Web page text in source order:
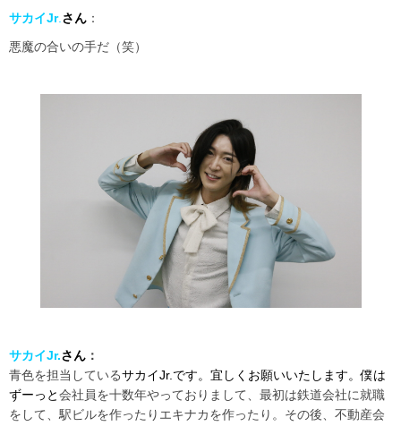
サカイJr. さん ：
悪魔の合いの手だ（笑）
サカイJr.さん ：
青色を担当しているサカイJr.です。宜しく お願いいたします。僕は
ずーっと会社員を十数年やっておりまして、最初は鉄道会社に就職
をして、駅ビルを作ったりエキナカを作ったり。その後、不動産会